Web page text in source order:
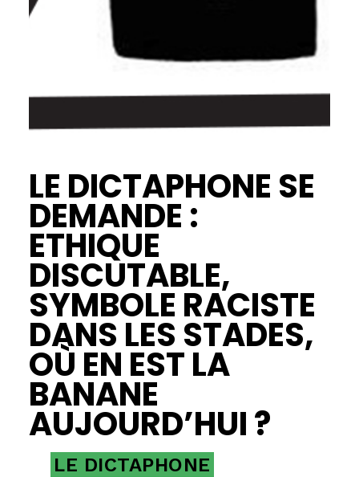
LE DICTAPHONE SE
DEMANDE :
ETHIQUE
DISCUTABLE,
SYMBOLE RACISTE
DANS LES STADES,
OÙ EN EST LA
BANANE
AUJOURD’HUI ?
LE DICTAPHONE